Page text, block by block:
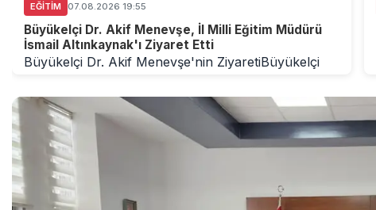
EĞITIM 07.08.2026 19:55
Büyükelçi Dr. Akif Menevşe, İl Milli Eğitim Müdürü
İsmail Altınkaynak'ı Ziyaret Etti
Büyükelçi Dr. Akif Menevşe'nin ZiyaretiBüyükelçi